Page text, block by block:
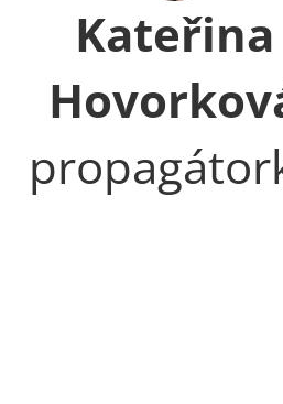
Kateřina